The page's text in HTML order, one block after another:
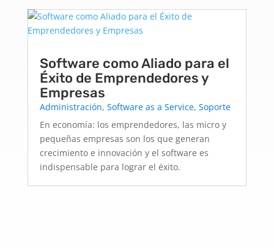
Software como Aliado para el
Éxito de Emprendedores y
Empresas
Administración, Software as a Service, Soporte
En economía: los emprendedores, las micro y
pequeñas empresas son los que generan
crecimiento e innovación y el software es
indispensable para lograr el éxito.